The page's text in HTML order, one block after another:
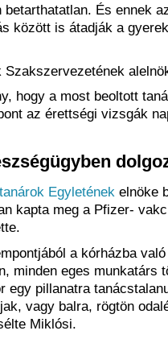
És ennek
között is átadják a
Szakszervezetének
hogy a most beoltott
az érettségi vizsgák
Egyletének elnöke
kapta meg a Pfizer-
a kórházba
minden eges munkatárs
egy pillanatra
vagy balra, rögtön
Miklósi.